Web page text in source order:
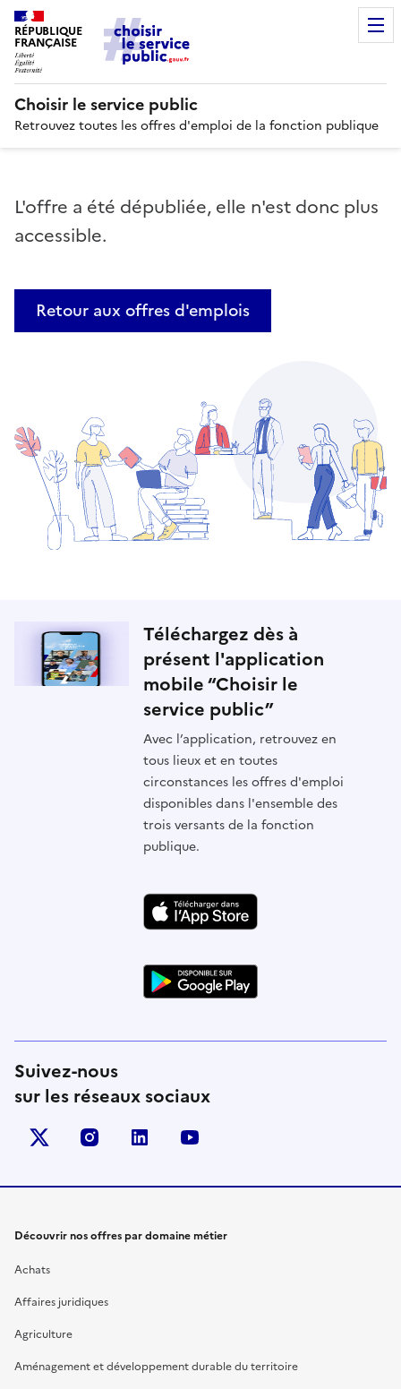
RÉPUBLIQUE
FRANÇAISE
Choisir le service public
Retrouvez toutes les offres d'emploi de la fonction publique
L'offre a été dépubliée, elle n'est donc plus
accessible.
Retour aux offres d'emplois
Téléchargez dès à
présent l'application
mobile “Choisir le
service public”
Avec l’application, retrouvez en
tous lieux et en toutes
circonstances les offres d'emploi
disponibles dans l'ensemble des
trois versants de la fonction
publique.
Suivez-nous
sur les réseaux sociaux
X (anciennement Twitter)
instagramlinkedin
Découvrir nos offres par domaine métier
Achats
Affaires juridiques
Agriculture
Aménagement et développement durable du territoire